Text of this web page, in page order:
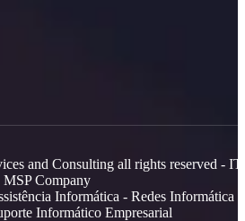
and Consulting all rights reserved - IT
MSP Company
Informática - Redes Informática
Informático Empresarial